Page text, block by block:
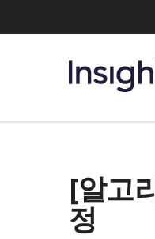
[알고
정